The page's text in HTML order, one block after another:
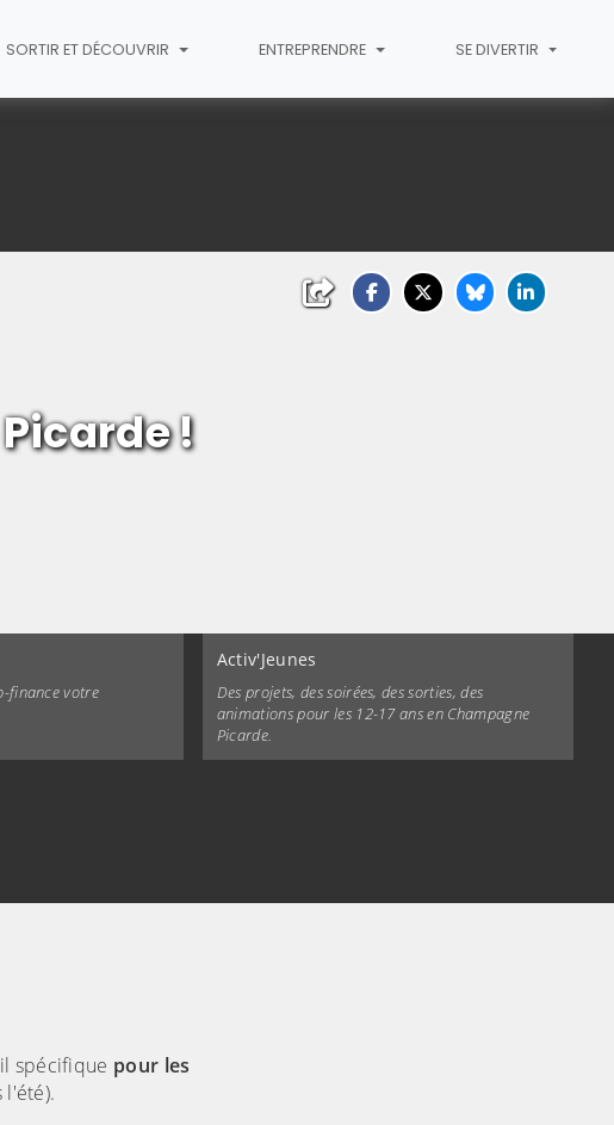
SORTIR ET DÉCOUVRIR ENTREPRENDRE SE DIVERTIR
!
finance votre
Activ'Jeunes
Des projets, des soirées, des sorties, des
animations pour les 12-17 ans en Champagne
Picarde.
spécifique pour les
l'été).